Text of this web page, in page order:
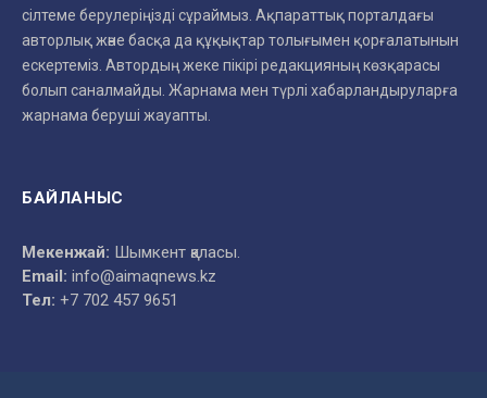
сілтеме берулеріңізді сұраймыз. Ақпараттық порталдағы
авторлық және басқа да құқықтар толығымен қорғалатынын
ескертеміз. Автордың жеке пікірі редакцияның көзқарасы
болып саналмайды. Жарнама мен түрлі хабарландыруларға
жарнама беруші жауапты.
БАЙЛАНЫС
Мекенжай: Шымкент қаласы.
Email: info@aimaqnews.kz
Тел: +7 702 457 9651